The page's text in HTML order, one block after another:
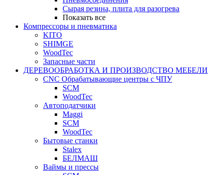
Сырая резина, плита для разогрева
Показать все
Компрессоры и пневматика
KITO
SHIMGE
WoodTec
Запасные части
ДЕРЕВООБРАБОТКА И ПРОИЗВОДСТВО МЕБЕЛИ
CNC Обрабатывающие центры с ЧПУ
SCM
WoodTec
Автоподатчики
Maggi
SCM
WoodTec
Бытовые станки
Stalex
БЕЛМАШ
Ваймы и прессы